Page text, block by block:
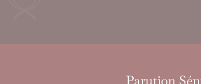
Parution